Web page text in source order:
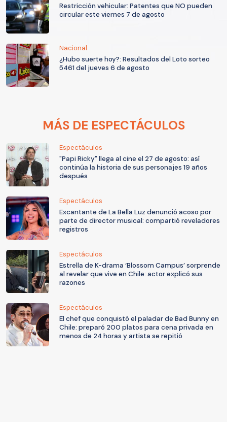
Restricción vehicular: Patentes que NO pueden
circular este viernes 7 de agosto
Nacional
¿Hubo suerte hoy?: Resultados del Loto sorteo
5461 del jueves 6 de agosto
MÁS DE ESPECTÁCULOS
Espectáculos
"Papi Ricky" llega al cine el 27 de agosto: así
continúa la historia de sus personajes 19 años
después
Espectáculos
Excantante de La Bella Luz denunció acoso por
parte de director musical: compartió reveladores
registros
Espectáculos
Estrella de K-drama ‘Blossom Campus’ sorprende
al revelar que vive en Chile: actor explicó sus
razones
Espectáculos
El chef que conquistó el paladar de Bad Bunny en
Chile: preparó 200 platos para cena privada en
menos de 24 horas y artista se repitió